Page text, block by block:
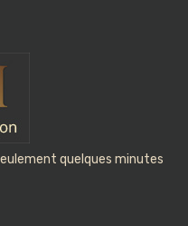
quelques minutes